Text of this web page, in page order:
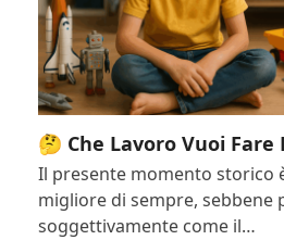
🤔 Che Lavoro Vuoi Fare
Il presente momento storico
migliore di sempre, sebbene
soggettivamente come il…